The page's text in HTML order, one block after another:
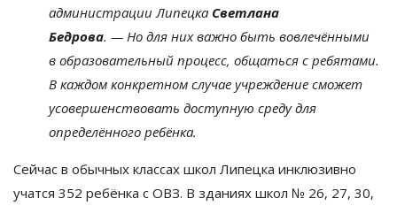
администрации Липецка Светлана
Бедрова. — Но для них важно быть вовлечёнными
в образовательный процесс, общаться с ребятами.
В каждом конкретном случае учреждение сможет
усовершенствовать доступную среду для
определённого ребёнка.
Сейчас в обычных классах школ Липецка инклюзивно
учатся 352 ребёнка с ОВЗ. В зданиях школ № 26, 27, 30,